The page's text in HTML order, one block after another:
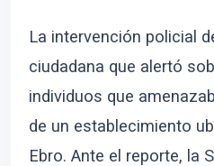
La intervención policial
ciudadana que alertó
individuos que
de un establecimiento
Ebro. Ante el reporte, la